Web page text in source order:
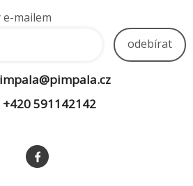
k
e-mailem
odebírat
+420 591142142